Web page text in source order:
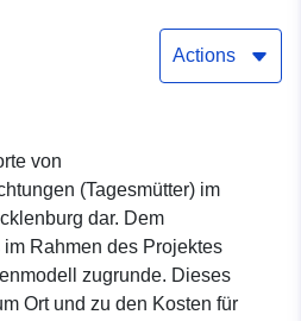
Actions
von
(Tagesmütter) im
dar. Dem
Rahmen des Projektes
zugrunde. Dieses
Ort und zu den Kosten für